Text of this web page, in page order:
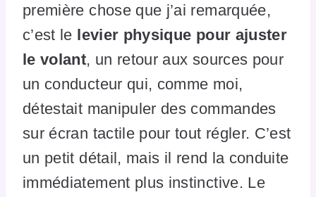
première chose que j’ai remarquée,
c’est le levier physique pour ajuster
le volant, un retour aux sources pour
un conducteur qui, comme moi,
détestait manipuler des commandes
sur écran tactile pour tout régler. C’est
un petit détail, mais il rend la conduite
immédiatement plus instinctive. Le